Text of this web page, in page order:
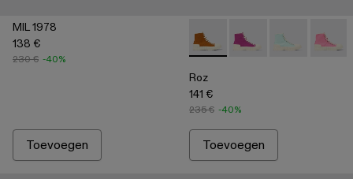
MIL 1978
138 €
230 € -40%
Toevoegen
Roz - A700002-003 - Brown
Roz - A700002-006
Roz - Roz -
Roz
141 €
235 € -40%
Toevoegen